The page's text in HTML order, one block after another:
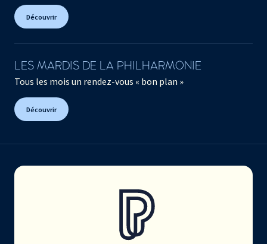
Découvrir
LES MARDIS DE LA PHILHARMONIE
Tous les mois un rendez-vous « bon plan »
Découvrir